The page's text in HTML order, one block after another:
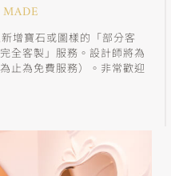
增寶石或圖樣的「部分客
全客製」服務。設計師將為
止為免費服務）。非常歡迎